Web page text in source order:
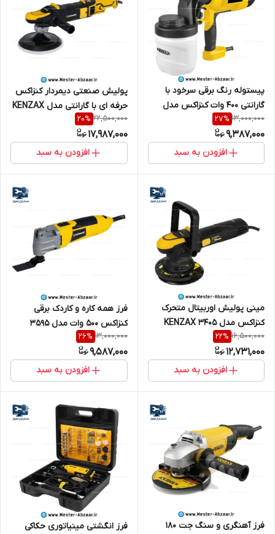
پیستوله رنگ برقی سرخود با
گارانتی 400 وات کنزاکس مدل
KENZAX 5684
13,000,000
27%
9,387,000
افزودن به سبد
پولیش صنعتی دیمردار کنزاکس
حرفه ای با گارانتی مدل KENZAX
3412 پالیش
22,500,000
20%
17,987,000
افزودن به سبد
مینی پولیش اوربیتال متحرک
کنزاکس مدل KENZAX 3405
16,500,000
22%
12,731,000
افزودن به سبد
فرز همه کاره و کاردک برقی
کنزاکس 500 وات مدل 3595
KENZAX
13,000,000
26%
9,587,000
افزودن به سبد
فرز آهنگری و سنگ جت 180 فرز انگشتی مینیاتوری حکاکی